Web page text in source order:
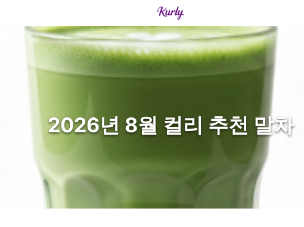
2026년 8월 컬리 추천 말차